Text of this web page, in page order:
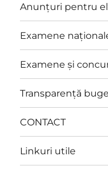
Anunțuri pentru
Examene
Examene și
Transparență
CONTACT
Linkuri utile